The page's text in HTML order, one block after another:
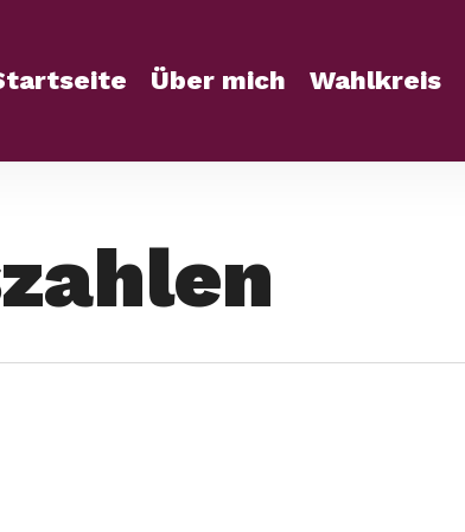
Über mich Wahlkreis